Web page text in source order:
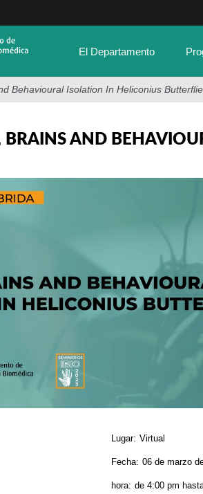
El Departamento
Behavioural Isolation In Heliconius
BRAINS AND
Lugar: Virtual
Fecha: 06 de marzo
hora: de 4:00 pm